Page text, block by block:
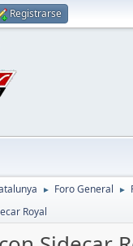
Registrarse
► Foro General ►
Royal